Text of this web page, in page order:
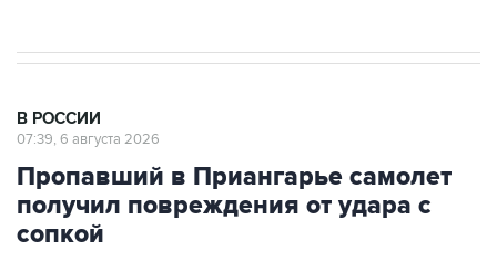
губернатор региона Игорь Кобзев в своем
"Машина получила повреждения от удара с
сопкой, но люди внутри уцелели", -
Кобзев.
Каксообщалось